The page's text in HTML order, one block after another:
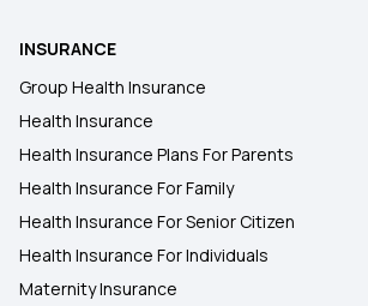
INSURANCE
Group Health Insurance
Health Insurance
Health Insurance Plans For Parents
Health Insurance For Family
Health Insurance For Senior Citizen
Health Insurance For Individuals
Maternity Insurance